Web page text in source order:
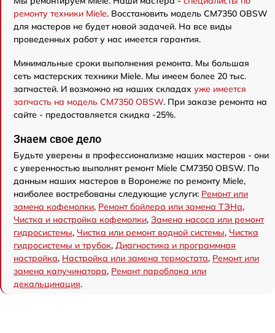
ремонту техники Miele. Восстановить модель CM7350 OBSW
для мастеров не будет новой задачей. На все виды
проведенных работ у нас имеется гарантия.
Минимальные сроки выполнения ремонта. Мы большая
сеть мастерских техники Miele. Мы имеем более 20 тыс.
запчастей. И возможно на наших складах уже имеется
запчасть на модель CM7350 OBSW. При заказе ремонта на
сайте - предоставляется скидка -25%.
Знаем свое дело
Будьте уверены в профессионализме наших мастеров - они
с уверенностью выполнят ремонт Miele CM7350 OBSW. По
данным наших мастеров в Воронеже по ремонту Miele,
наиболее востребованы следующие услуги: Ремонт или
замена кофемолки, Ремонт бойлера или замена ТЭНа,
Чистка и настройка кофемолки, Замена насоса или ремонт
гидросистемы, Чистка или ремонт водной системы, Чистка
гидросистемы и трубок, Диагностика и программная
настройка, Настройка или замена термостата, Ремонт или
замена капучинатора, Ремонт пароблока или
декальцинация.